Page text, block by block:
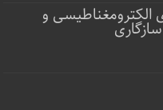
الکترومغناطیسی و